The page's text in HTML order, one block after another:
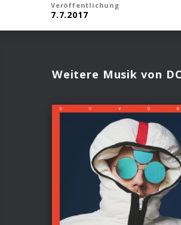
Veröffentlichung
7.7.2017
Weitere Musik von